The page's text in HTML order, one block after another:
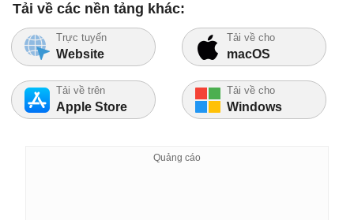
Tải về các nền tảng khác:
Trực tuyến
Website
Tải về trên
Apple Store
Tải về cho
macOS
Tải về cho
Windows